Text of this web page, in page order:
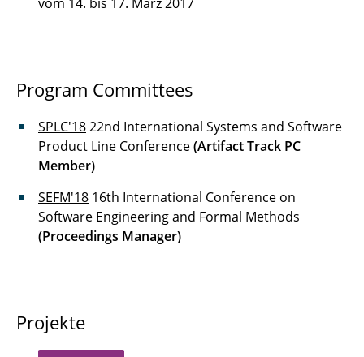
Program Committees
SPLC'1822nd International Systems and Software
Product Line Conference(Artifact Track PC
Member)
SEFM'18 16th International Conference on
Software Engineering and Formal Methods
(Proceedings Manager)
Projekte